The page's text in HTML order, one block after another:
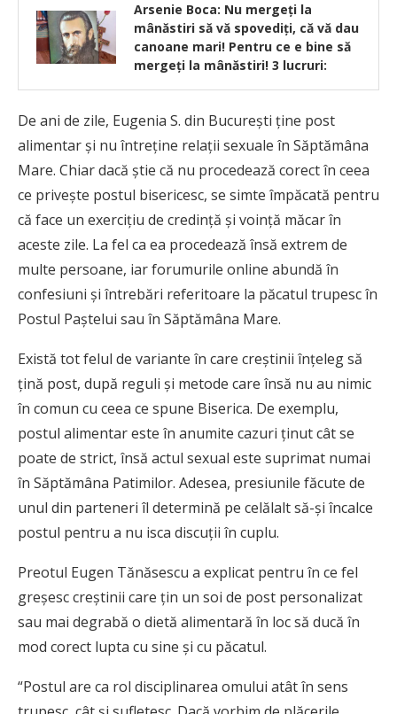
Arsenie Boca: Nu mergeți la
mânăstiri să vă spovediți, că vă dau
canoane mari! Pentru ce e bine să
mergeți la mânăstiri! 3 lucruri:
De ani de zile, Eugenia S. din Bucureşti ţine post
alimentar şi nu întreţine relaţii sexuale în Săptămâna
Mare. Chiar dacă ştie că nu procedează corect în ceea
ce priveşte postul bisericesc, se simte împăcată pentru
că face un exerciţiu de credinţă şi voinţă măcar în
aceste zile. La fel ca ea procedează însă extrem de
multe persoane, iar forumurile online abundă în
confesiuni şi întrebări referitoare la păcatul trupesc în
Postul Paştelui sau în Săptămâna Mare.
Există tot felul de variante în care creştinii înţeleg să
ţină post, după reguli şi metode care însă nu au nimic
în comun cu ceea ce spune Biserica. De exemplu,
postul alimentar este în anumite cazuri ţinut cât se
poate de strict, însă actul sexual este suprimat numai
în Săptămâna Patimilor. Adesea, presiunile făcute de
unul din parteneri îl determină pe celălalt să-şi încalce
postul pentru a nu isca discuţii în cuplu.
Preotul Eugen Tănăsescu a explicat pentru în ce fel
greşesc creştinii care ţin un soi de post personalizat
sau mai degrabă o dietă alimentară în loc să ducă în
mod corect lupta cu sine şi cu păcatul.
“Postul are ca rol disciplinarea omului atât în sens